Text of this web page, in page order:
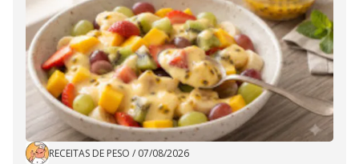
RECEITAS DE PESO / 07/08/2026